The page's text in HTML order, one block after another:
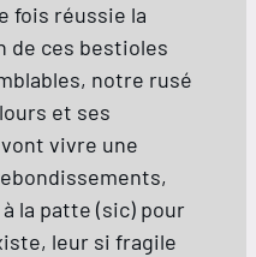
fois réussie la
de ces bestioles
notre rusé
et ses
vivre une
la patte (sic) pour
leur si fragile